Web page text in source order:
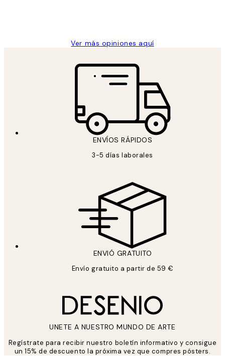
Ver más opiniones aquí
ENVÍOS RÁPIDOS
3-5 días laborales
ENVIÓ GRATUITO
Envío gratuito a partir de 59 €
UNETE A NUESTRO MUNDO DE ARTE
Regístrate para recibir nuestro boletín informativo y consigue
un 15% de descuento la próxima vez que compres pósters.